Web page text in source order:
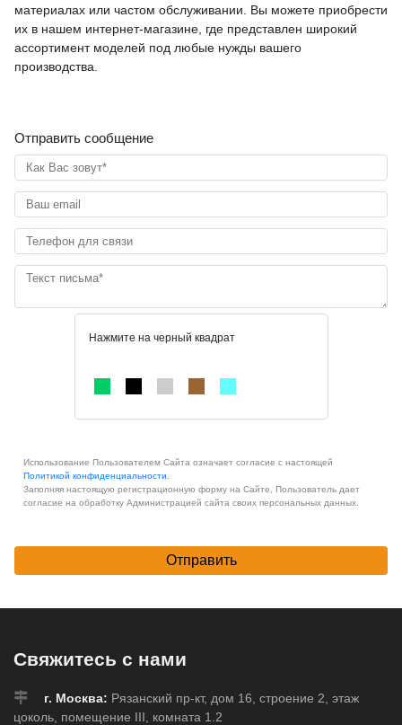
материалах или частом обслуживании. Вы можете приобрести
их в нашем интернет-магазине, где представлен широкий
ассортимент моделей под любые нужды вашего
производства.
Отправить сообщение
Нажмите на черный квадрат
Использование Пользователем Сайта означает согласие с настоящей
Политикой конфиденциальности.
Заполняя настоящую регистрационную форму на Сайте, Пользователь дает
согласие на обработку Администрацией сайта своих персональных данных.
Отправить
Свяжитесь с нами
г. Москва: Рязанский пр-кт, дом 16, строение 2, этаж
цоколь, помещение III, комната 1.2